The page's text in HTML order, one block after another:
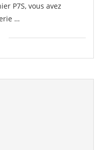
P7S, vous avez
…